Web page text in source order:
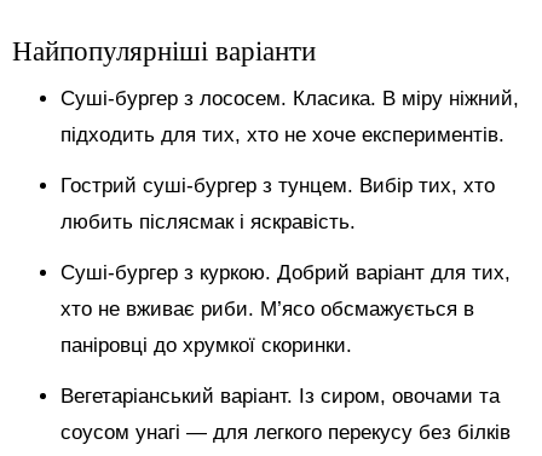
Найпопулярніші варіанти
Суші-бургер з лососем. Класика. В міру ніжний,
підходить для тих, хто не хоче експериментів.
Гострий суші-бургер з тунцем. Вибір тих, хто
любить післясмак і яскравість.
Суші-бургер з куркою. Добрий варіант для тих,
хто не вживає риби. М’ясо обсмажується в
паніровці до хрумкої скоринки.
Вегетаріанський варіант. Із сиром, овочами та
соусом унагі — для легкого перекусу без білків